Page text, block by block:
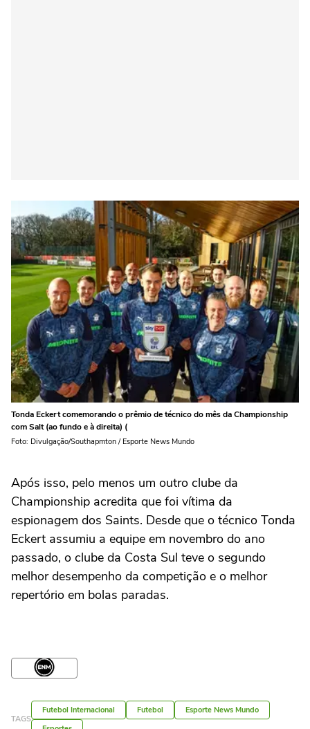
Tonda Eckert comemorando o prêmio de técnico do mês da Championship
com Salt (ao fundo e à direita) (
Foto: Divulgação/Southapmton / Esporte News Mundo
Após isso, pelo menos um outro clube da
Championship acredita que foi vítima da
espionagem dos Saints. Desde que o técnico Tonda
Eckert assumiu a equipe em novembro do ano
passado, o clube da Costa Sul teve o segundo
melhor desempenho da competição e o melhor
repertório em bolas paradas.
TAGS
Futebol Internacional Futebol
Esporte News Mundo